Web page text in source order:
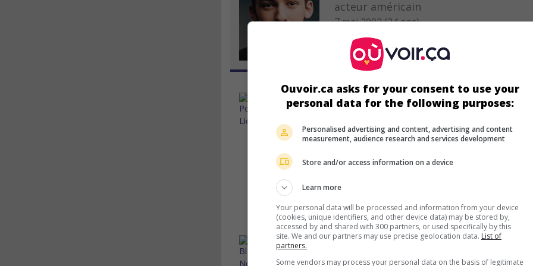
acteur américain
7 mai 2002 (24 ans)
au cinéma sur mes écrans
Poetic License
É.-U. 2026. Comédie Andrew Barth
Cooper Hoffman ,Leslie Mann. Une ancienne thérapeute devient
point de tension inattendu entre deux meilleurs amis inséparables
étudiants en dernière année d'université.
Durée: 117 min.
au cinéma
Ouvoir.ca asks for your consent to use your
personal data for the following purposes:
Personalised advertising and content, advertising and content
measurement, audience research and services development
Store and/or access information on a device
Learn more
Your personal data will be processed and information from your device
(cookies, unique identifiers, and other device data) may be stored by,
accessed by and shared with 300 partners, or used specifically by this
site. We and our partners may use precise geolocation data. List of
partners.
Some vendors may process your personal data on the basis of legitimate